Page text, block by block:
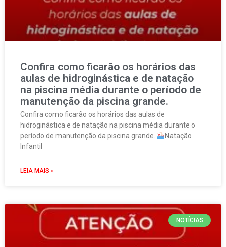
Confira como ficarão os horários das
aulas de hidroginástica e de natação
na piscina média durante o período de
manutenção da piscina grande.
Confira como ficarão os horários das aulas de
hidroginástica e de natação na piscina média durante o
período de manutenção da piscina grande.
Natação
Infantil
LEIA MAIS »
NOTÍCIAS